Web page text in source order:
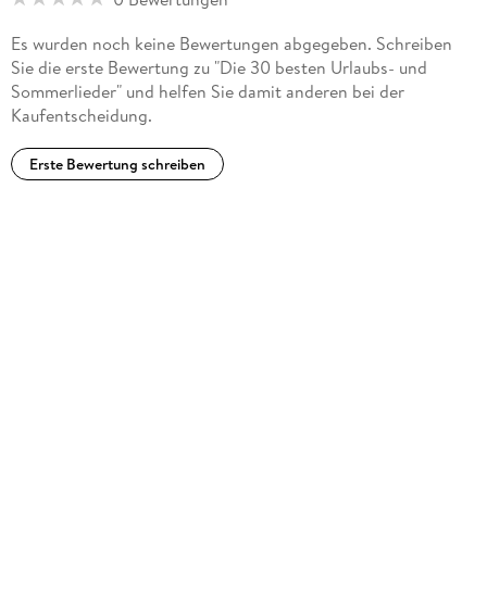
Frösche,Die
Es wurden noch keine Bewertungen abgegeben. Schreiben
Sie die erste Bewertung zu "Die 30 besten Urlaubs- und
Sommerlieder" und helfen Sie damit anderen bei der
Kaufentscheidung.
Erste Bewertung schreiben